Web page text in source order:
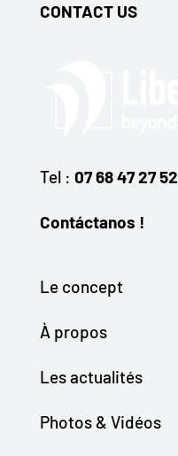
CONTACT US
Tel : 07 68 47 27 52
Contáctanos !
Le concept
À propos
Les actualités
Photos & Vidéos